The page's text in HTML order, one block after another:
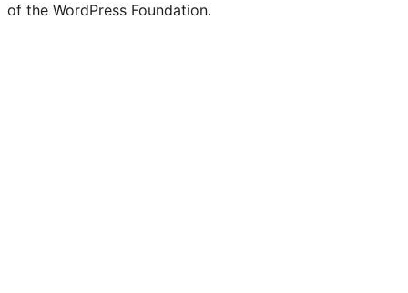
of the WordPress Foundation.